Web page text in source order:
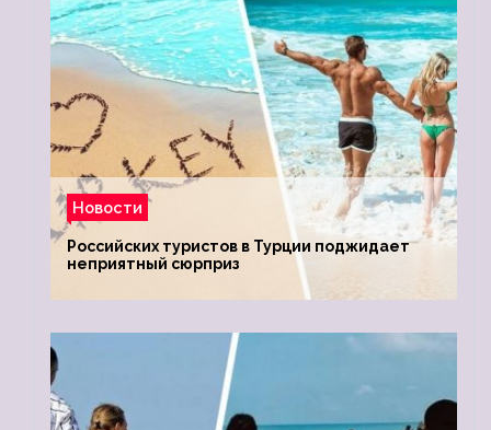
Новости
Российских туристов в Турции поджидает
неприятный сюрприз